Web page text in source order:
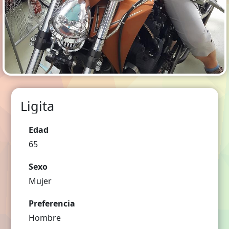
Ligita
Edad
65
Sexo
Mujer
Preferencia
Hombre